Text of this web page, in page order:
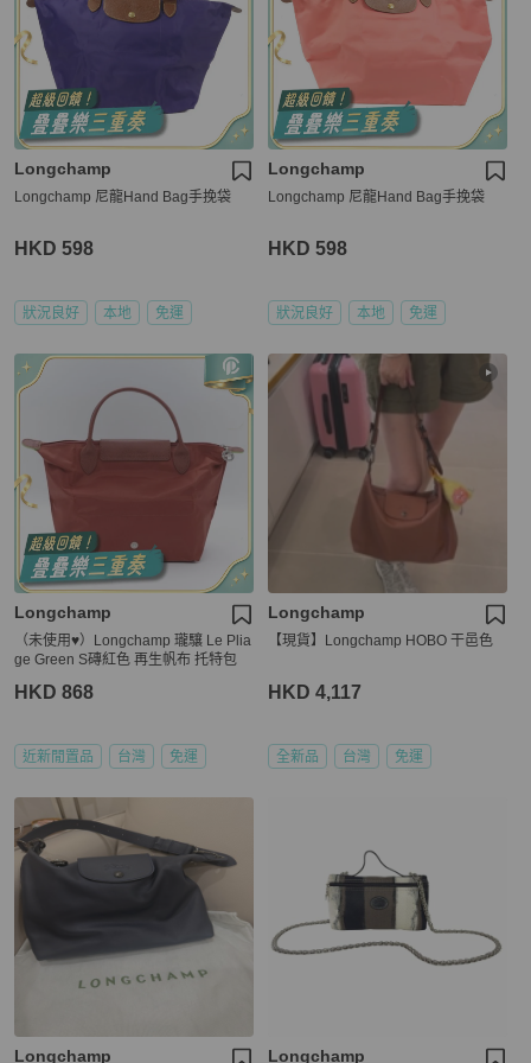
Longchamp
Longchamp 尼龍Hand Bag手挽袋
HKD 598
狀況良好 本地 免運
Longchamp
Longchamp 尼龍Hand Bag手挽袋
HKD 598
狀況良好 本地 免運
Longchamp
（未使用♥️）Longchamp 瓏驤 Le Plia
ge Green S磚紅色 再生帆布 托特包
HKD 868
近新閒置品 台灣 免運
Longchamp
【現貨】Longchamp HOBO 干邑色
HKD 4,117
全新品 台灣 免運
Longchamp Longchamp